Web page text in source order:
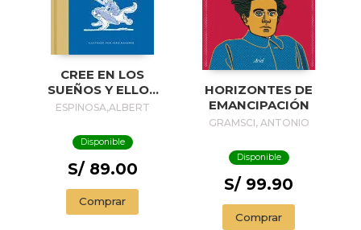
CREE EN LOS
SUEÑOS Y ELLOS
TE CREARÁN /
DREAMS, AND
THEY WILL CREATE
YOU
ESPINOSA,ALBERT
Disponible
S/ 89.00
Comprar
HORIZONTES DE
EMANCIPACIÓN
GRAMSCI, ANTONIO
Disponible
S/ 99.90
Comprar